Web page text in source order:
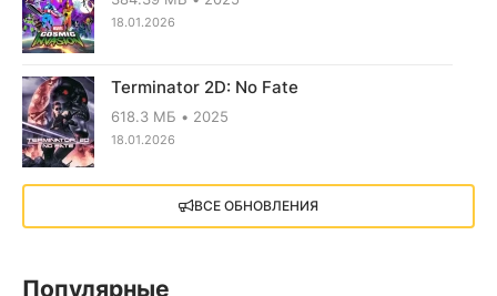
18.01.2026
Terminator 2D: No Fate
618.3 МБ 2025
18.01.2026
X4: Foundations (2018)
13.73 GB 2018
ВСЕ ОБНОВЛЕНИЯ
Популярные